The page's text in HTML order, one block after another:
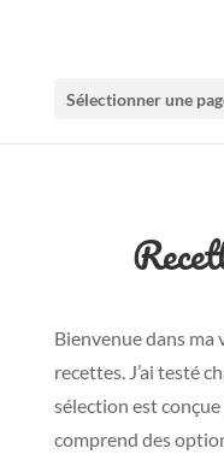
Sélectionner une
Bienvenue dans ma
recettes. J’ai testé
sélection est
comprend des